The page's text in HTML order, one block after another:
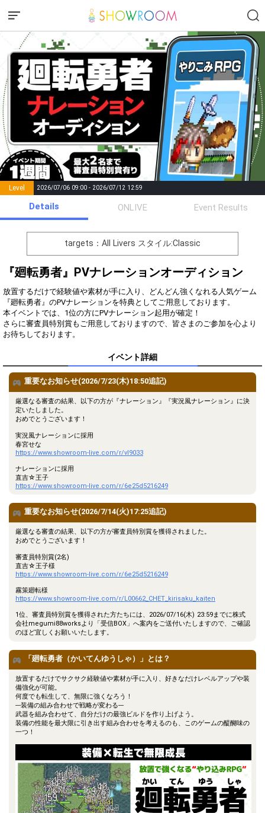
Level 2026/07/06 09:00 - 2026/07/12 12:59
Points List of Goal
number of
positions
Rema
0 Event Begins!
オリジナルアバター制作権獲
得！
Gifting
Throw gifts to the stage and join
the live performance.
First, try throwing free Stars
Show Gold to purchase gifts
(available from 1 JPY)! When you
continue to send gifts to the
performer(s), the performer's
popularity ranking and your
ranking go up.
To cheer on performers, you can
send them gifts.
To send performers paid items,
you must use Show Gold.
Comments
You can post comments. Please
refrain from posting comments
Close
Details ONLIVE Event Results
targets：All Livers スタイル:Classic
『廻転勇者』PVナレーションオーディション
放置するだけで経験値や素材が手に入り、どんどん強くなれる人気ゲーム
『廻転勇者』のPVナレーションを特典としてご用意しております。
本イベントでは、1位の方にPVナレーション起用が確定！
さらに審査員特別賞もご用意しておりますので、皆さまのご参加を心より
お待ちしております。
イベント詳細
重要なお知らせ(2026/7/23(木)18:50追記)
厳選なる審査の結果、以下の方が『ナレーション』『実況風ナレーション』に決
定いたしました。
おめでとうございます！
実況風ナレーションに採用
春宮せな
https://www.showroom-live.com/r/vl9033
ナレーションに採用
直吉☆王子
https://www.showroom-live.com/r/6e25d5216249
重要なお知らせ(2026/7/14(火)17:25追記)
厳選なる審査の結果、以下の方が審査員特別賞を獲得されました。
おめでとうございます！
審査員特別賞(2名)
直吉☆王子様
https://www.showroom-live.com/r/6e25d5216249
霧策廻転様
https://www.showroom-live.com/r/L00662_CHET_kirisaku_kaiten
1位、審査員特別賞を獲得された方たちには、2026/07/16(木) 23:59までに株式
会社megumi88worksより「受信BOX」へ案内をご送付いたしますので、ご確認
のほど宜しくお願いいたします。
「廻転勇者（かいてんゆうしゃ）」とは？
放置するだけでサクサク経験値や素材が手に入り、好きなだけレベルアップや装
備強化が可能。
何度でも転生して、無限に強くなろう！
---装備の組み合わせで戦略が変わる---
武器を組み合わせて、自分だけの最強ビルドを作り上げよう。
装備の性能を最大限に引き出す組み合わせを考えるのも、このゲームの醍醐味の
一つ！